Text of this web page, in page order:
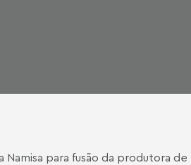
Namisa para fusão da produtora